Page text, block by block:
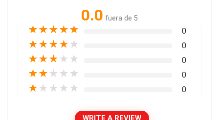
0.0 fuera de 5
★★★★★ 0
★★★★ ★ 0
★★★ ★ ★ 0
★★ ★ ★ ★ 0
★ ★ ★ ★ ★ 0